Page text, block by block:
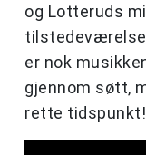
og Lotteruds
tilstedeværelse
er nok
gjennom søtt,
rette tidspunkt!